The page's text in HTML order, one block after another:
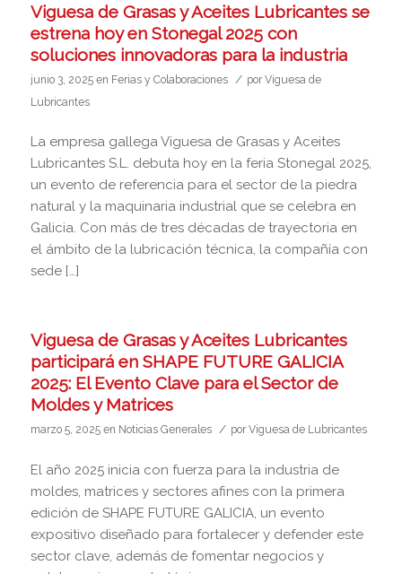
Viguesa de Grasas y Aceites Lubricantes se
estrena hoy en Stonegal 2025 con
soluciones innovadoras para la industria
junio 3, 2025 en Ferias y Colaboraciones / porViguesa de
Lubricantes
La empresa gallega Viguesa de Grasas y Aceites
Lubricantes S.L. debuta hoy en la feria Stonegal 2025,
un evento de referencia para el sector de la piedra
natural y la maquinaria industrial que se celebra en
Galicia. Con más de tres décadas de trayectoria en
el ámbito de la lubricación técnica, la compañía con
sede […]
Viguesa de Grasas y Aceites Lubricantes
participará en SHAPE FUTURE GALICIA
2025: El Evento Clave para el Sector de
Moldes y Matrices
marzo 5, 2025 en Noticias Generales / porViguesa de Lubricantes
El año 2025 inicia con fuerza para la industria de
moldes, matrices y sectores afines con la primera
edición de SHAPE FUTURE GALICIA, un evento
expositivo diseñado para fortalecer y defender este
sector clave, además de fomentar negocios y